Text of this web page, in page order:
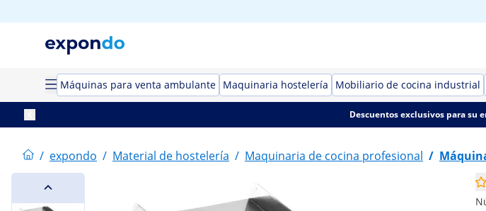
Máquinas para venta ambulante Maquinaria hostelería Mobiliario de cocina industrial
Descuentos exclusivos para su
/ expondo / Material de hostelería / Maquinaria de cocina profesional /